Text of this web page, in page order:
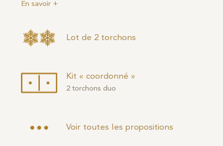
En savoir +
Lot de 2 torchons
Kit « coordonné »
2 torchons duo
Voir toutes les propositions